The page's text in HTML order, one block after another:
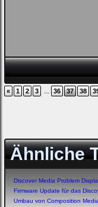
« 1 2 3 ... 36 37 38
Ähnliche
Discover Media Problem
Firmware Update für das
Umbau von Composition